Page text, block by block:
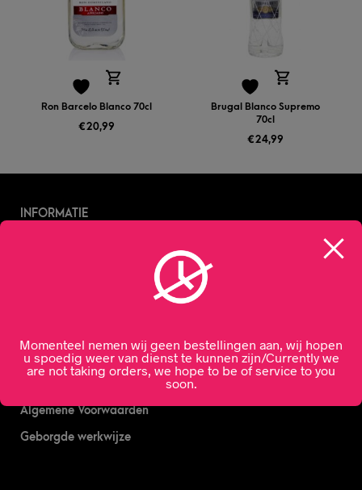
Ron Barcelo Blanco 70cl
€20,99
Brugal Blanco Supremo
70cl
€24,99
INFORMATIE
S’nachts drank bezorgen
Drank bestellen in Amsterdam
Algemene Voorwaarden
Geborgde werkwijze
Momenteel nemen wij geen bestellingen aan, wij hopen
u spoedig weer van dienst te kunnen zijn/Currently we
are not taking orders, we hope to be of service to you
soon.